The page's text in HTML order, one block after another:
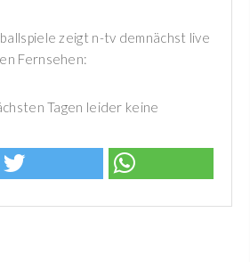
zeigt n-tv demnächst live
Fernsehen:
Tagen leider keine